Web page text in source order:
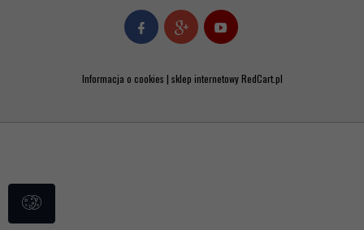
Informacja o cookies | sklep internetowyRedCart.pl